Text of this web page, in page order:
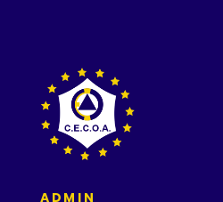
ADMIN